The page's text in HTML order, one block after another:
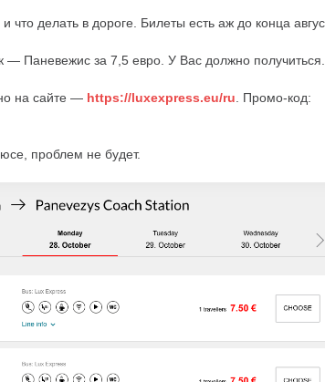
что делать в дороге. Билеты есть аж до конца
Паневежис за 7,5 евро. У Вас должно получиться.
на сайте — https://luxexpress.eu/ru . Промо-код:
проблем не будет.